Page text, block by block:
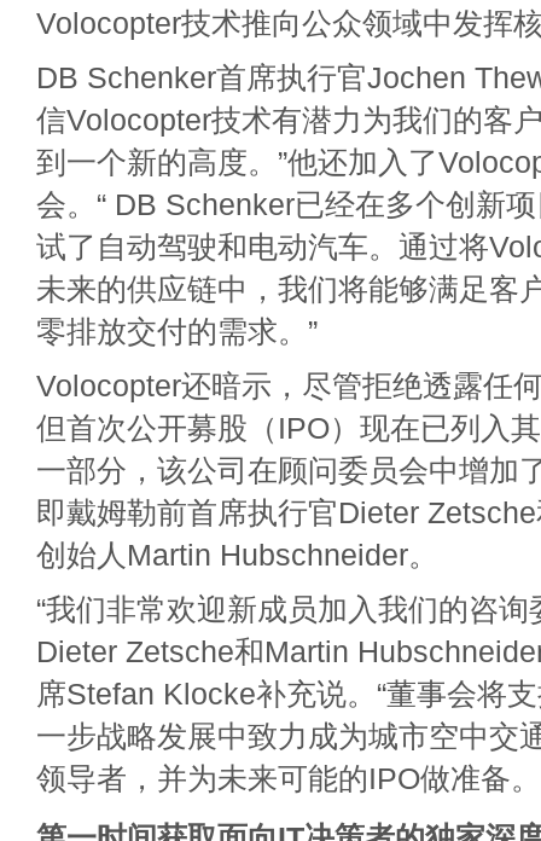
Volocopter技术推向公众领域中发挥
DB Schenker首席执行官Jochen
信Volocopter技术有潜力为我们的客
到一个新的高度。”他还加入了
会。“ DB Schenker已经在多个创新
试了自动驾驶和电动汽车。通过将
未来的供应链中，我们将能够满足客
零排放交付的需求。”
Volocopter还暗示，尽管拒绝透露任
但首次公开募股（IPO）现在已列入
一部分，该公司在顾问委员会中增加
即戴姆勒前首席执行官Dieter
创始人Martin Hubschneider。
“我们非常欢迎新成员加入我们的咨
Dieter Zetsche和Martin
席Stefan Klocke补充说。“董事会将
一步战略发展中致力成为城市空中交
领导者，并为未来可能的IPO做准备。